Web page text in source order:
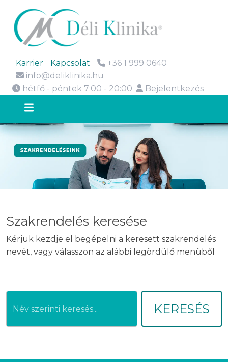
Karrier Kapcsolat
+36 1 999 0640
info@deliklinika.hu
hétfő - péntek 7:00 - 20:00
Bejelentkezés
Szakrendelés keresése
Kérjük kezdje el begépelni a keresett szakrendelés
nevét, vagy válasszon az alábbi legördülő menüből
KERESÉS